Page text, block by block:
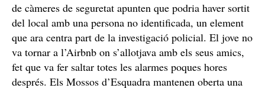
de càmeres de seguretat apunten que podria haver sortit
del local amb una persona no identificada, un element
que ara centra part de la investigació policial. El jove no
va tornar a l’Airbnb on s’allotjava amb els seus amics,
fet que va fer saltar totes les alarmes poques hores
després. Els Mossos d’Esquadra mantenen oberta una